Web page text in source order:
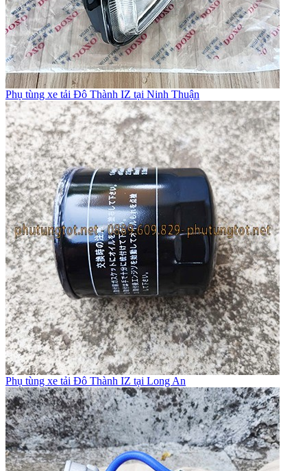
Phụ tùng xe tải Đô Thành IZ tại Ninh Thuận
Phụ tùng xe tải Đô Thành IZ tại Long An